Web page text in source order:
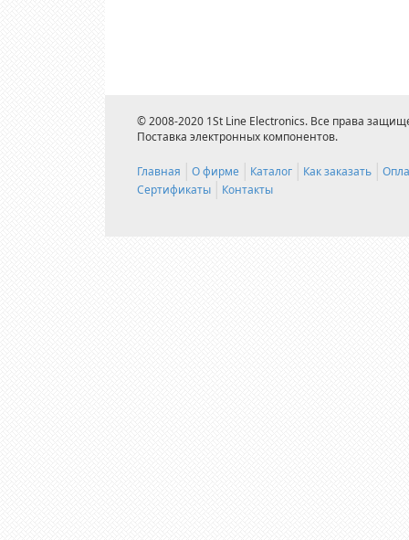
© 2008-2020 1St Line Electronics. Все права
Поставка электронных компонентов.
Главная О фирме Каталог Как заказать
Сертификаты
Контакты